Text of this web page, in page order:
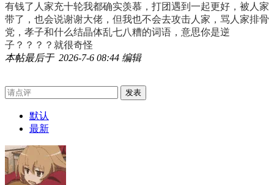
有钱了人家充十轮我都确实羡慕，打团遇到一起更好，被人家
带了，也会说谢谢大佬，但我也不会去攻击人家，骂人家排骨
党，孝子和什么结晶体乱七八糟的词语，意思你是逆
子？？？？就很奇怪
本帖最后于 2026-7-6 08:44 编辑
发表
默认
最新